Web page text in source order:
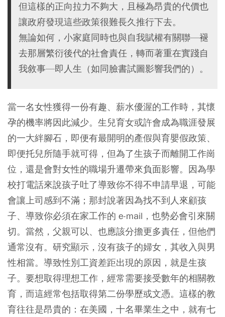
但這樣的正向拉力不夠大，且極為昂貴的代價也
讓政府發現這些政策很難長久推行下去。
無論如何，小家庭同時也與自我賦權有關聯—褪
去那層繁衍後代的社會責任，轉而著重在實踐自
我敘事—即人生（如同臉書試圖影響我們的）。
當一名女性獲得一份有趣、薪水優渥的工作時，其懷
孕的機率將因此減少。生兒育女或許會成為職涯發展
的一大絆腳石，即便有最開明的產假與育嬰假政策、
即便托兒所隨手就可得，但為了生孩子而離開工作崗
位，還是會對女性的職場升遷帶來負面影響。因為學
校打電話來說孩子吐了導致你不得不申請早退，可能
會讓上司感到不滿；那封說著因為找不到人來顧孩
子、導致你必須在家工作的 e-mail，也勢必會引來關
切。當然，父親可以、也應該分擔更多責任，但他們
通常沒有。研究顯示，沒有孩子的婦女，其收入與男
性相當。導致性別工資差距出現的原因，就是生孩
子。要想取得理想工作，經常需要接受數年的相關教
育，而這經常包括取得第二份學歷或文憑。這樣的教
育往往是昂貴的：在美國，十名畢業生之中，就有七